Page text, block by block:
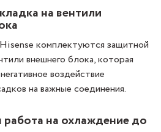
на вентили
комплектуются защитной
внешнего блока, которая
воздействие
на важные соединения.
работа на охлаждение до